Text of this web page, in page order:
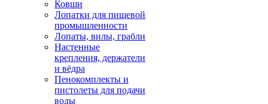
Ковши
Лопатки для пищевой
промышленности
Лопаты, вилы, грабли
Настенные
крепления, держатели
и вёдра
Пенокомплекты и
пистолеты для подачи
воды